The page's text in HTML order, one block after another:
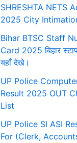
SHRESHTA NETS
2025 City
Bihar BTSC Staff
Card 2025 बिहार
यहाँ देखे।
UP Police
Result 2025 OUT
List
UP Police SI ASI
For (Clerk,